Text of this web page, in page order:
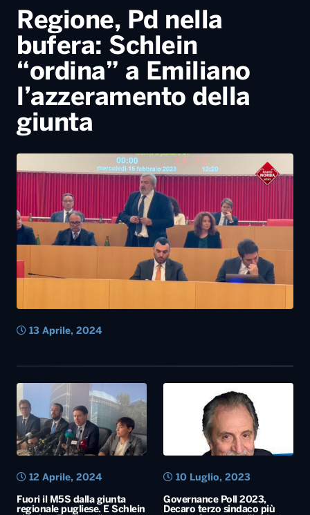
giunta
13 Aprile, 2024
Fuori il M5S dalla giunta
regionale pugliese. E Schlein
chiede a Emiliano “un netto
cambio di fase”
12 Aprile, 2024
Governance Poll 2023,
Decaro terzo sindaco più
amato. Guarente all’ultimo
posto. Emiliano 16esimo,
sbanca Bardi
10 Luglio, 2023